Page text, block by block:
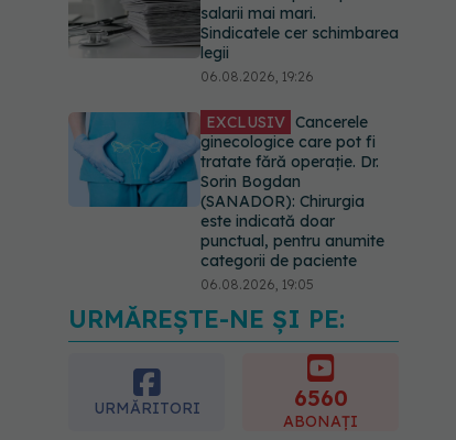
salarii mai mari.
Sindicatele cer schimbarea
legii
06.08.2026, 19:26
EXCLUSIV Cancerele
ginecologice care pot fi
tratate fără operație. Dr.
Sorin Bogdan
(SANADOR): Chirurgia
este indicată doar
punctual, pentru anumite
categorii de paciente
06.08.2026, 19:05
EXCLUSIV Brahiterapie
vs radioterapie externă în
cancerul ginecologic. Dr.
Sorin Bogdan (SANADOR)
explică diferența și cum
acționează tratamentul
URMĂREȘTE-NE ȘI PE:
URMĂRITORI 6560
ABONAȚI